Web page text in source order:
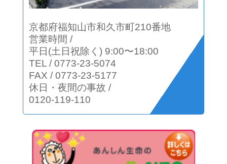
京都府福知山市和久市町210番地
営業時間 /
平日(土日祝除く) 9:00〜18:00
TEL / 0773-23-5074
FAX / 0773-23-5177
休日・夜間の事故 /
0120-119-110